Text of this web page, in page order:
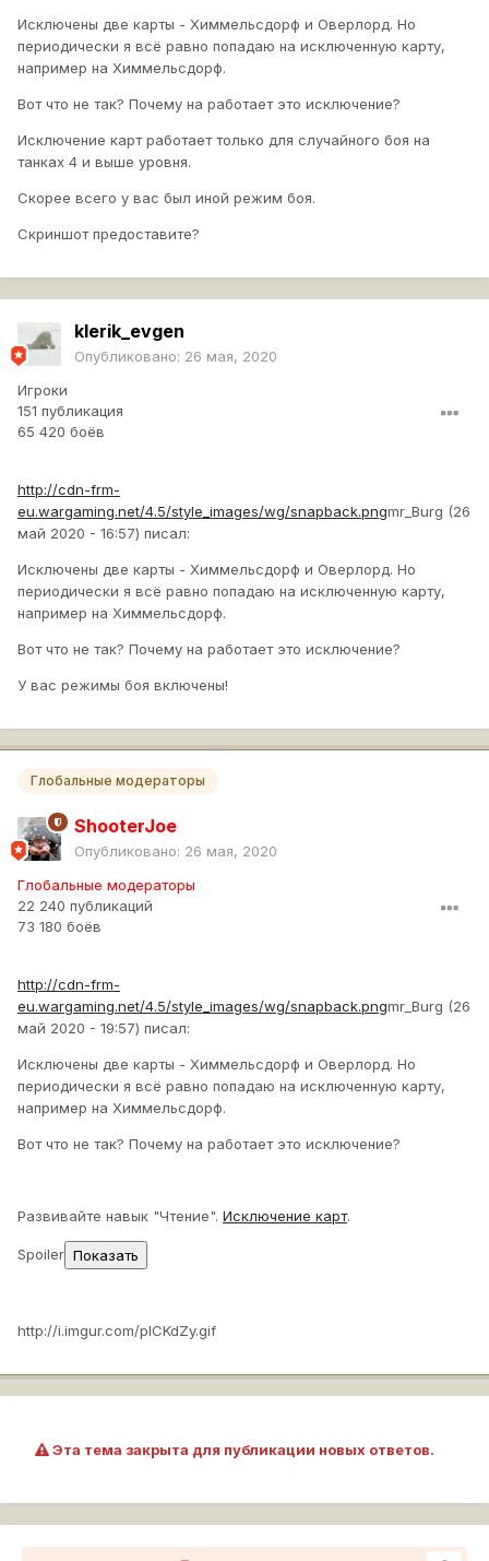
Исключены две карты - Химмельсдорф и Оверлорд. Но
периодически я всё равно попадаю на исключенную карту,
например на Химмельсдорф.
Вот что не так? Почему на работает это исключение?
Исключение карт работает только для случайного боя на
танках 4 и выше уровня.
Скорее всего у вас был иной режим боя.
Скриншот предоставите?
klerik_evgen
Опубликовано: 26 мая, 2020
Игроки
151 публикация
65 420 боёв
http://cdn-frm-
eu.wargaming.net/4.5/style_images/wg/snapback.pngmr_Burg (26
май 2020 - 16:57) писал:
Исключены две карты - Химмельсдорф и Оверлорд. Но
периодически я всё равно попадаю на исключенную карту,
например на Химмельсдорф.
Вот что не так? Почему на работает это исключение?
У вас режимы боя включены!
Глобальные модераторы
ShooterJoe
Опубликовано: 26 мая, 2020
Глобальные модераторы
22 240 публикаций
73 180 боёв
http://cdn-frm-
eu.wargaming.net/4.5/style_images/wg/snapback.pngmr_Burg (26
май 2020 - 19:57) писал:
Исключены две карты - Химмельсдорф и Оверлорд. Но
периодически я всё равно попадаю на исключенную карту,
например на Химмельсдорф.
Вот что не так? Почему на работает это исключение?
Развивайте навык "Чтение". Исключение карт.
Spoiler
http://i.imgur.com/plCKdZy.gif
Эта тема закрыта для публикации новых ответов.